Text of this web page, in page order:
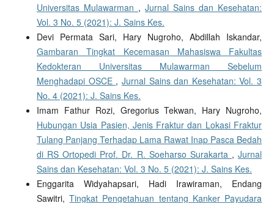
Universitas Mulawarman ,Jurnal Sains dan Kesehatan:
Vol. 3 No. 5 (2021): J. Sains Kes.
Devi Permata Sari, Hary Nugroho, Abdillah Iskandar,
Gambaran Tingkat Kecemasan Mahasiswa Fakultas
Kedokteran Universitas Mulawarman Sebelum
Menghadapi OSCE , Jurnal Sains dan Kesehatan: Vol. 3
No. 4 (2021): J. Sains Kes.
Imam Fathur Rozi, Gregorius Tekwan, Hary Nugroho,
Hubungan Usia Pasien, Jenis Fraktur dan Lokasi Fraktur
Tulang Panjang Terhadap Lama Rawat Inap Pasca Bedah
di RS Ortopedi Prof. Dr. R. Soeharso Surakarta ,Jurnal
Sains dan Kesehatan: Vol. 3 No. 5 (2021): J. Sains Kes.
Enggarita Widyahapsari, Hadi Irawiraman, Endang
Sawitri,Tingkat Pengetahuan tentang Kanker Payudara